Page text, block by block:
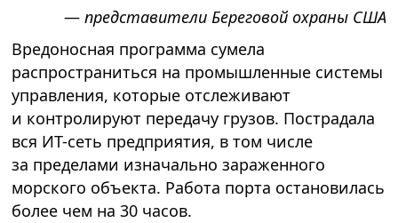
— представители Береговой охраны США
Вредоносная программа сумела
распространиться на промышленные системы
управления, которые отслеживают
и контролируют передачу грузов. Пострадала
вся ИТ-сеть предприятия, в том числе
за пределами изначально зараженного
морского объекта. Работа порта остановилась
более чем на 30 часов.